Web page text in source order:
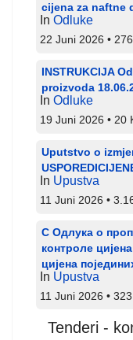
cijena za naftne
In Odluke
22 Juni 2026
INSTRUKCIJA
proizvoda
In Odluke
19 Juni 2026 20
Uputstvo o
In Upustva
11 Juni 2026
С Одлука о
контроле
цијена
In Upustva
11 Juni 2026
Tenderi -